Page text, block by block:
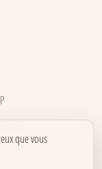
que vous